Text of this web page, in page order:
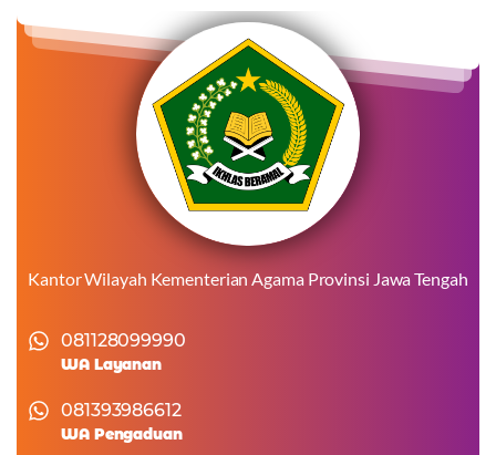
Kantor Wilayah Kementerian Agama Provinsi Jawa Tengah
081128099990
WA Layanan
081393986612
WA Pengaduan